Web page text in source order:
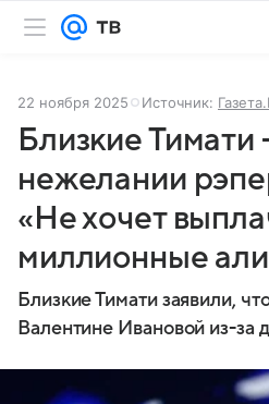
22 ноября 2025 Источник:
Близкие Тимати
нежелании
«Не хочет
миллионные
Близкие Тимати заявили,
Валентине Ивановой из-за